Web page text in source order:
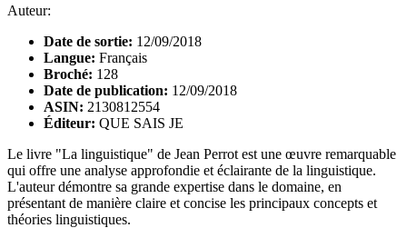
Auteur:
Date de sortie: 12/09/2018
Langue: Français
Broché: 128
Date de publication: 12/09/2018
ASIN: 2130812554
Éditeur: QUE SAIS JE
Le livre "La linguistique" de Jean Perrot est une œuvre remarquable
qui offre une analyse approfondie et éclairante de la linguistique.
L'auteur démontre sa grande expertise dans le domaine, en
présentant de manière claire et concise les principaux concepts et
théories linguistiques.